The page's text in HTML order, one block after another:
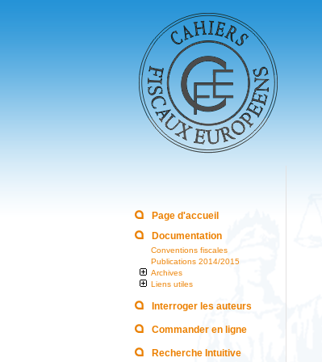
Page d'accueil
Documentation
Conventions fiscales
Publications 2014/2015
Archives
Liens utiles
Interroger les auteurs
Commander en ligne
Recherche Intuitive